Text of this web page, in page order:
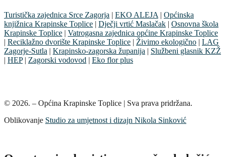
Turistička zajednica Srce Zagorja | EKO ALEJA| Općinska
knjižnica Krapinske Toplice | Dječji vrtić Maslačak | Osnovna škola
Krapinske Toplice | Vatrogasna zajednica općine Krapinske Toplice
| Reciklažno dvorište Krapinske Toplice | Živimo ekologično | LAG
Zagorje-Sutla | Krapinsko-zagorska županija | Službeni glasnik KZŽ
| HEP| Zagorski vodovod | Eko flor plus
© 2026. – Općina Krapinske Toplice | Sva prava pridržana.
Oblikovanje Studio za umjetnost i dizajn Nikola Sinković